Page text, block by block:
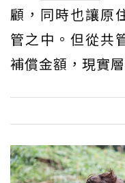
顧，同時也讓原
管之中。但從共
補償金額，現實